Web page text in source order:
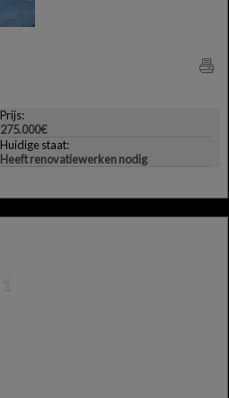
Prijs:
275.000€
Huidige staat:
Heeft renovatiewerken nodig